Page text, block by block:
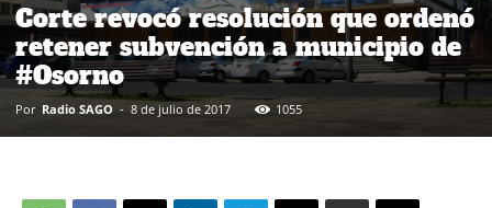
Corte revocó resolución que ordenó
retener subvención a municipio de
#Osorno
Por Radio SAGO - 8 de julio de 2017 1055